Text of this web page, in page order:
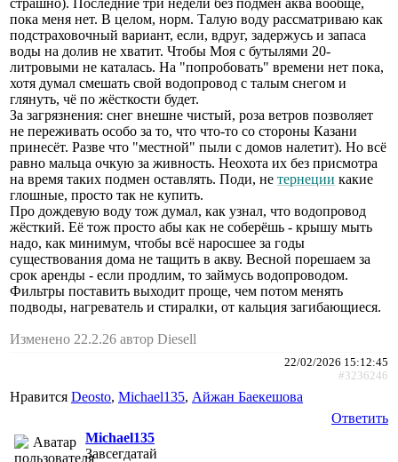
пока меня нет. В целом, норм. Талую воду рассматриваю как
подстраховочный вариант, если, вдруг, задержусь и запаса
воды на долив не хватит. Чтобы Моя с бутылями 20-
литровыми не каталась. На "попробовать" времени нет пока,
хотя думал смешать свой водопровод с талым снегом и
глянуть, чё по жёсткости будет.
За загрязнения: снег внешне чистый, роза ветров позволяет
не переживать особо за то, что что-то со стороны Казани
принесёт. Разве что "местной" пыли с домов налетит). Но всё
равно мальца очкую за живность. Неохота их без присмотра
на время таких подмен оставлять. Поди, не тернеции какие
глошные, просто так не купить.
Про дождевую воду тож думал, как узнал, что водопровод
жёсткий. Её тож просто абы как не соберёшь - крышу мыть
надо, как минимум, чтобы всё наросшее за годы
существования дома не тащить в акву. Весной порешаем за
срок аренды - если продлим, то займусь водопроводом.
Фильтры поставить выходит проще, чем потом менять
подводы, нагреватель и стиралки, от кальция загибающиеся.
Изменено 22.2.26 автор Diesell
22/02/2026 15:12:45
#3236246
Нравится Deosto, Michael135, Айжан Баекешова
Ответить
Michael135
Завсегдатай